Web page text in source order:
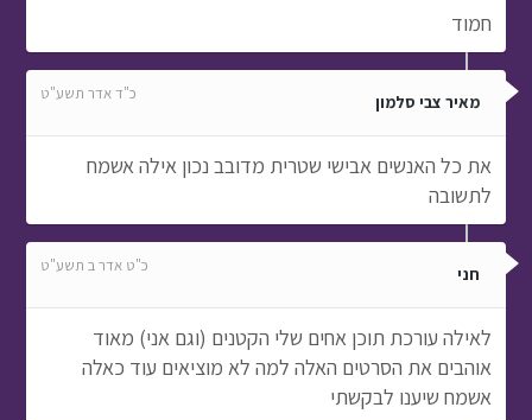
חמוד
מאיר צבי סלמון כ"ד אדר תשע"ט
את כל האנשים אבישי שטרית מדובב נכון אילה אשמח
לתשובה
חני כ"ט אדר ב תשע"ט
לאילה עורכת תוכן אחים שלי הקטנים (וגם אני) מאוד
אוהבים את הסרטים האלה למה לא מוציאים עוד כאלה
אשמח שיענו לבקשתי